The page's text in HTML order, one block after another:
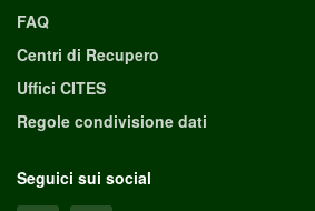
FAQ
Centri di Recupero
Uffici CITES
Regole condivisione dati
Seguici sui social